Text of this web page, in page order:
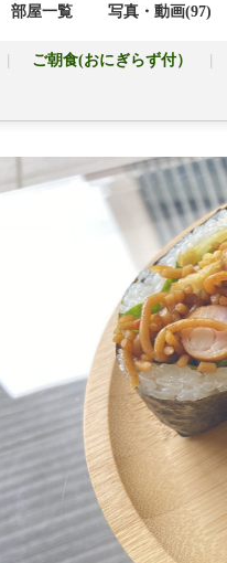
部屋一覧 写真・動画(97)
ご朝食(おにぎらず付）